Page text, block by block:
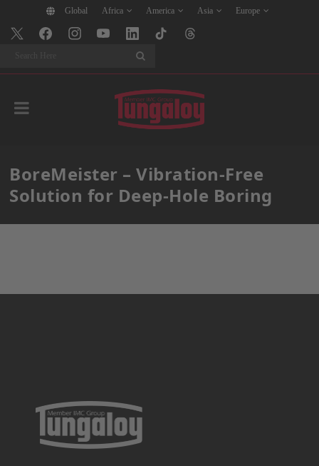
Global Africa America Asia Europe
BoreMeister – Vibration-Free
Solution for Deep-Hole Boring